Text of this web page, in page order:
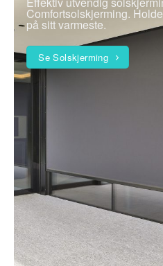
Comfortsolskjerming.
på sitt varmeste.
Se Solskjerming